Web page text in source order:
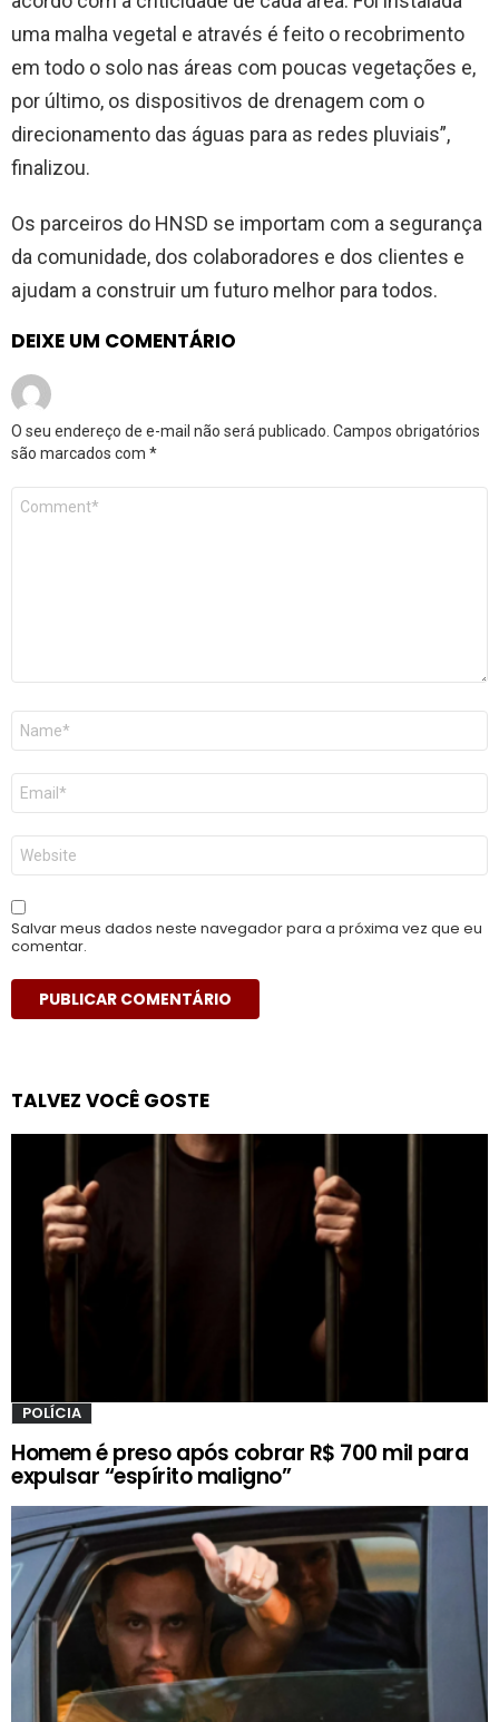
uma malha vegetal e através é feito o recobrimento
em todo o solo nas áreas com poucas vegetações e,
por último, os dispositivos de drenagem com o
direcionamento das águas para as redes pluviais”,
finalizou.
Os parceiros do HNSD se importam com a segurança
da comunidade, dos colaboradores e dos clientes e
ajudam a construir um futuro melhor para todos.
DEIXE UM COMENTÁRIO
O seu endereço de e-mail não será publicado. Campos obrigatórios
são marcados com *
Comentário
Nome
E-
mail
*
Site
Salvar meus dados neste navegador para a próxima vez que eu
comentar.
TALVEZ VOCÊ GOSTE
POLÍCIA
Homem é preso após cobrar R$ 700 mil para
expulsar “espírito maligno”